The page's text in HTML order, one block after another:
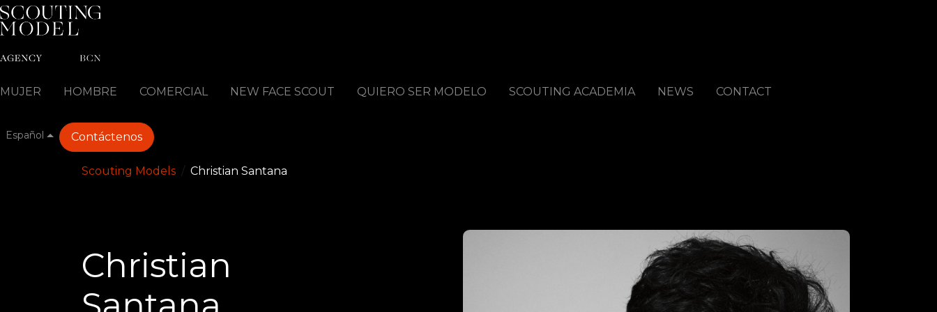
Ir al contenido
MUJER HOMBRE COMERCIAL NEW FACE SCOUT QUIERO SER MODELO SCOUTING ACADEMIA NEWS CONTACT
Español Contáctenos
Scouting Models Christian Santana
Christian